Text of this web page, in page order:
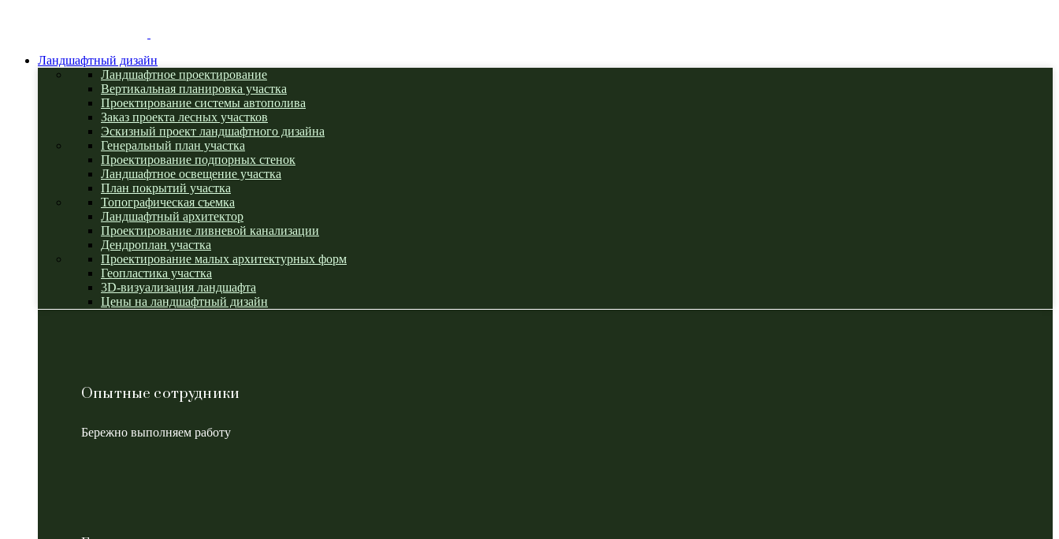
Ландшафтный дизайн
Ландшафтное проектирование
Вертикальная планировка участка
Проектирование системы автополива
Заказ проекта лесных участков
Эскизный проект ландшафтного дизайна
Генеральный план участка
Проектирование подпорных стенок
Ландшафтное освещение участка
План покрытий участка
Топографическая съемка
Ландшафтный архитектор
Проектирование ливневой канализации
Дендроплан участка
Проектирование малых архитектурных форм
Геопластика участка
3D-визуализация ландшафта
Цены на ландшафтный дизайн
Опытные сотрудники
Бережно выполняем работу